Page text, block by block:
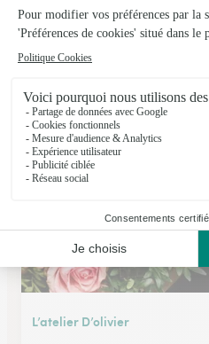
Au Rythme des Saisons
Yerres
45, rue Charles de Gaulle
Voir la boutique
L’atelier D’olivier